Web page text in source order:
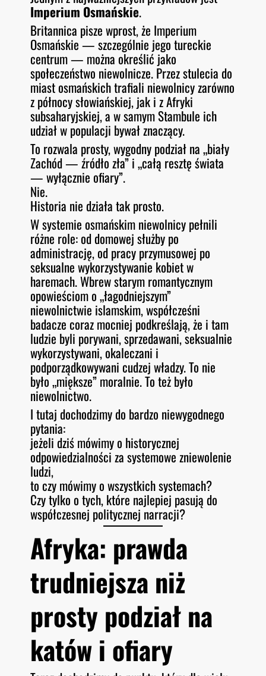
Imperium Osmańskie.
Britannica pisze wprost, że Imperium
Osmańskie — szczególnie jego tureckie
centrum — można określić jako
społeczeństwo niewolnicze. Przez stulecia do
miast osmańskich trafiali niewolnicy zarówno
z północy słowiańskiej, jak i z Afryki
subsaharyjskiej, a w samym Stambule ich
udział w populacji bywał znaczący.
To rozwala prosty, wygodny podział na „biały
Zachód — źródło zła” i „całą resztę świata
— wyłącznie ofiary”.
Nie.
Historia nie działa tak prosto.
W systemie osmańskim niewolnicy pełnili
różne role: od domowej służby po
administrację, od pracy przymusowej po
seksualne wykorzystywanie kobiet w
haremach. Wbrew starym romantycznym
opowieściom o „łagodniejszym”
niewolnictwie islamskim, współcześni
badacze coraz mocniej podkreślają, że i tam
ludzie byli porywani, sprzedawani, seksualnie
wykorzystywani, okaleczani i
podporządkowywani cudzej władzy. To nie
było „miększe” moralnie. To też było
niewolnictwo.
I tutaj dochodzimy do bardzo niewygodnego
pytania:
jeżeli dziś mówimy o historycznej
odpowiedzialności za systemowe zniewolenie
ludzi,
to czy mówimy o wszystkich systemach?
Czy tylko o tych, które najlepiej pasują do
współczesnej politycznej narracji?
Afryka: prawda
trudniejsza niż
prosty podział na
katów i ofiary